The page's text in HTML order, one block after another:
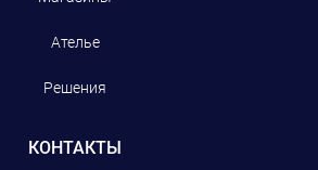
Ателье
Решения
КОНТАКТЫ